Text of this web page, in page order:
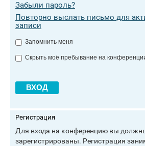
Забыли пароль?
Повторно выслать письмо для
записи
Запомнить меня
Скрыть моё пребывание на
Регистрация
Для входа на конференцию вы
зарегистрированы. Регистрация